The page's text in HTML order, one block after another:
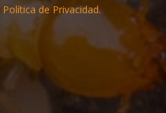
Política de Privacidad.